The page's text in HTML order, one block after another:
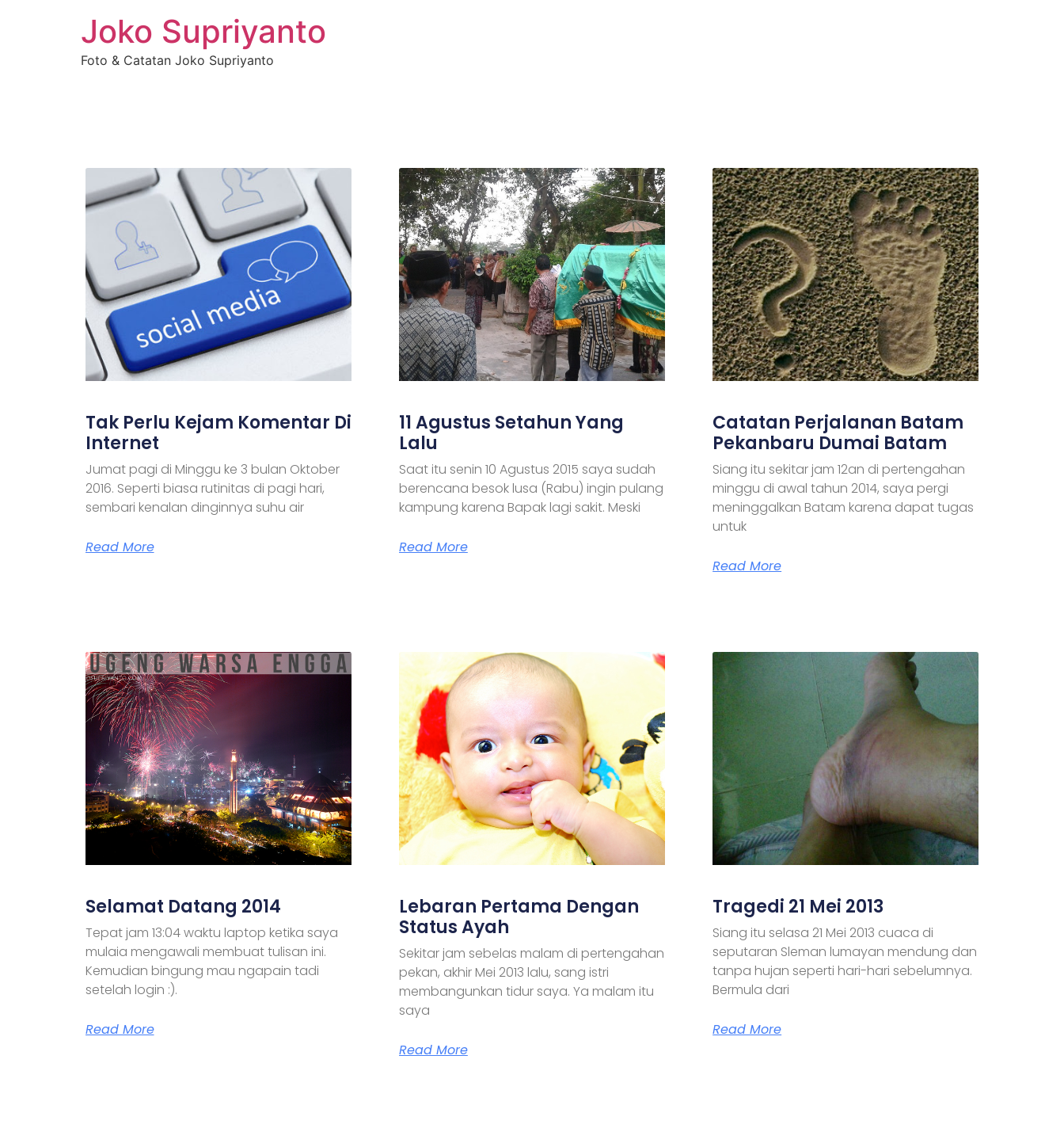
Joko Supriyanto
Foto & Catatan Joko Supriyanto
Tak Perlu Kejam Komentar Di
Internet
Jumat pagi di Minggu ke 3 bulan Oktober
2016. Seperti biasa rutinitas di pagi hari,
sembari kenalan dinginnya suhu air
Read More
11 Agustus Setahun Yang
Lalu
Saat itu senin 10 Agustus 2015 saya sudah
berencana besok lusa (Rabu) ingin pulang
kampung karena Bapak lagi sakit. Meski
Read More
Catatan Perjalanan Batam
Pekanbaru Dumai Batam
Siang itu sekitar jam 12an di pertengahan
minggu di awal tahun 2014, saya pergi
meninggalkan Batam karena dapat tugas
untuk
Read More
Selamat Datang 2014
Tepat jam 13:04 waktu laptop ketika saya
mulaia mengawali membuat tulisan ini.
Kemudian bingung mau ngapain tadi
setelah login :).
Read More
Lebaran Pertama Dengan
Status Ayah
Sekitar jam sebelas malam di pertengahan
pekan, akhir Mei 2013 lalu, sang istri
membangunkan tidur saya. Ya malam itu
saya
Read More
Tragedi 21 Mei 2013
Siang itu selasa 21 Mei 2013 cuaca di
seputaran Sleman lumayan mendung dan
tanpa hujan seperti hari-hari sebelumnya.
Bermula dari
Read More